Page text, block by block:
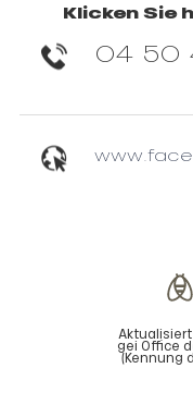
Klicken Sie
04 50
Aktualisiert
gei Office
(Kennung